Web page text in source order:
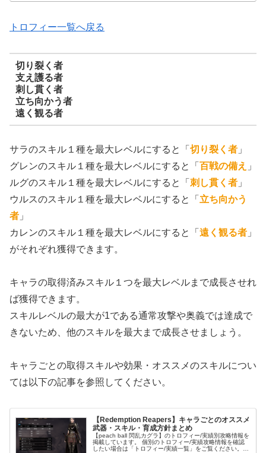
っています。
トロフィー一覧へ戻る
切り裂く者
支え護る者
刺し貫く者
立ち向かう者
遠く観る者
サラのスキル１種を最大レベルにすると「 切り裂く者 」
グレンのスキル１種を最大レベルにすると「 百戦の備え 」
ルグのスキル１種を最大レベルにすると「 刺し貫く者 」
ウルスのスキル１種を最大レベルにすると「 立ち向かう
者 」
カレンのスキル１種を最大レベルにすると「 遠く観る者 」
がそれぞれ獲得できます。
キャラの取得済みスキル１つを最大レベルまで成長させれ
ば獲得できます。
スキルレベルの最大が1である通常攻撃や奥義では達成で
きないため、他のスキルを最大まで成長させましょう。
キャラごとの取得スキルや効果・オススメのスキルについ
ては以下の記事を参照してください。
【Redemption Reapers】キャラごとのオススメ
武器・スキル・育成方針まとめ
【peach ball 閃乱カグラ】のトロフィー/実績別攻略情報を
掲載しています。 個別のトロフィー/実績攻略情報を確認
したい場合は「トロフィー/実績一覧」をご覧ください。